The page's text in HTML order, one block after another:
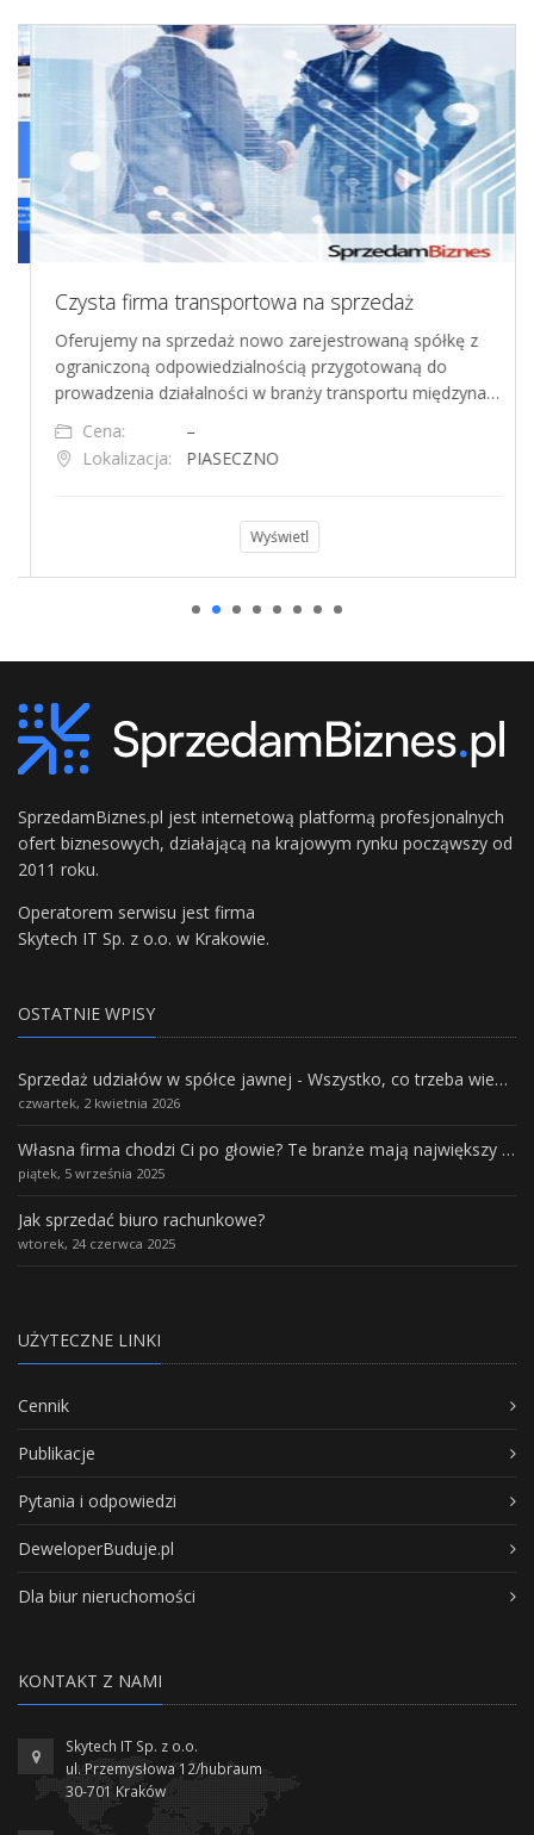
Czysta firma transportowa na sprzedaż
Oferujemy na sprzedaż nowo zarejestrowaną spółkę z
ograniczoną odpowiedzialnością przygotowaną do
prowadzenia działalności w branży transportu międzyna…
Cena:
Lokalizacja:
PIASECZNO
Wyświetl
SprzedamBiznes.pl jest internetową platformą profesjonalnych
ofert biznesowych, działającą na krajowym rynku począwszy od
2011 roku.
Operatorem serwisu jest firma
Skytech IT Sp. z o.o. w Krakowie.
OSTATNIE WPISY
Sprzedaż udziałów w spółce jawnej - Wszystko, co trzeba wiedzieć.
czwartek, 2 kwietnia 2026
Własna firma chodzi Ci po głowie? Te branże mają największy potencjał rozwoju
piątek, 5 września 2025
Jak sprzedać biuro rachunkowe?
wtorek, 24 czerwca 2025
UŻYTECZNE LINKI
Cennik
Publikacje
Pytania i odpowiedzi
DeweloperBuduje.pl
Dla biur nieruchomości
KONTAKT Z NAMI
Skytech IT Sp. z o.o.
ul. Przemysłowa 12/hubraum
30-701 Kraków